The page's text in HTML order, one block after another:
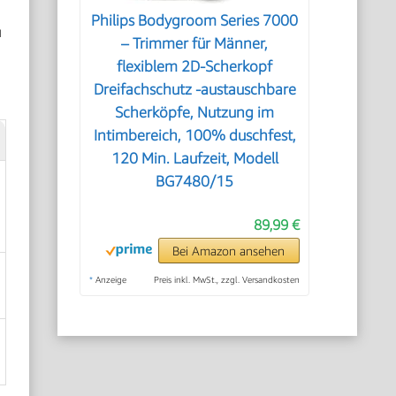
Philips Bodygroom Series 7000
– Trimmer für Männer,
flexiblem 2D-Scherkopf
Dreifachschutz -austauschbare
Scherköpfe, Nutzung im
Intimbereich, 100% duschfest,
120 Min. Laufzeit, Modell
BG7480/15
89,99 €
Bei Amazon ansehen
* Anzeige Preis inkl. MwSt., zzgl. Versandkosten